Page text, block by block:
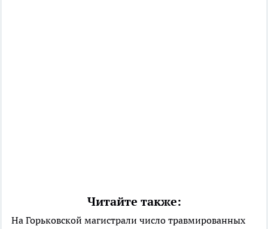
Читайте также:
На Горьковской магистрали число травмированных